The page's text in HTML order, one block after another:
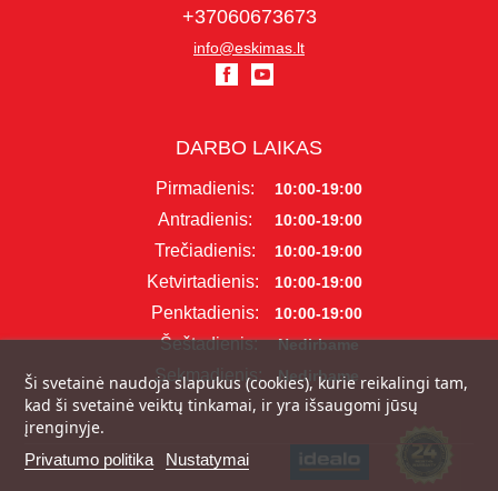
+37060673673
info@eskimas.lt
DARBO LAIKAS
Pirmadienis: 10:00-19:00
Antradienis: 10:00-19:00
Trečiadienis: 10:00-19:00
Ketvirtadienis: 10:00-19:00
Penktadienis: 10:00-19:00
Šeštadienis: Nedirbame
Sekmadienis: Nedirbame
Ši svetainė naudoja slapukus (cookies), kurie reikalingi tam,
kad ši svetainė veiktų tinkamai, ir yra išsaugomi jūsų
įrenginyje.
Privatumo politika Nustatymai